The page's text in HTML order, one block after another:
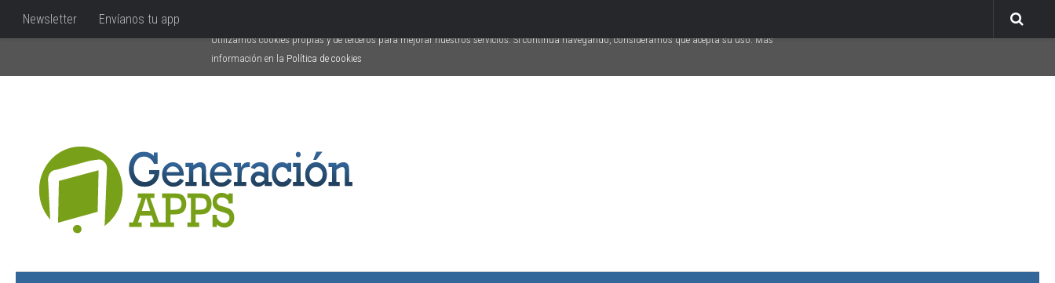
Utilizamos cookies propias y de terceros para mejorar nuestros servicios. Si continúa navegando, consideramos que acepta su uso. Más
información en la Política de cookies
Newsletter Envíanos tu app